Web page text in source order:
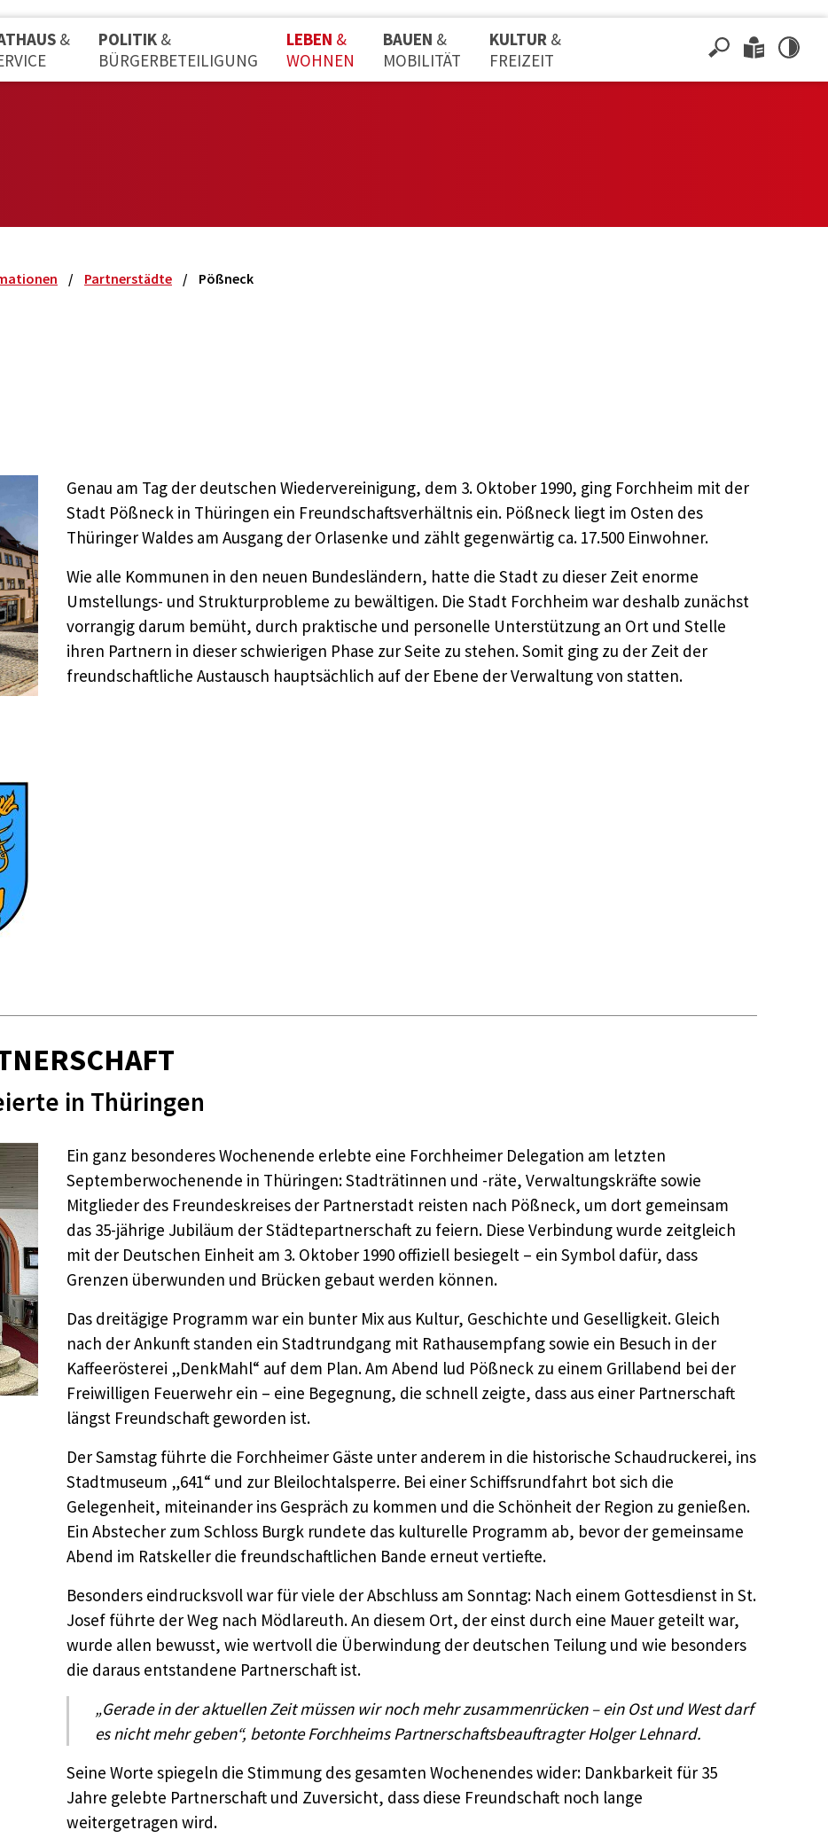
&
POLITIK &
BÜRGERBETEILIGUNG
LEBEN &
WOHNEN
BAUEN &
MOBILITÄT
KULTUR &
FREIZEIT
Partnerstädte Pößneck
Genau am Tag der deutschen Wiedervereinigung, dem 3. Oktober 1990, ging Forchheim mit der
Stadt Pößneck in Thüringen ein Freundschaftsverhältnis ein. Pößneck liegt im Osten des
Thüringer Waldes am Ausgang der Orlasenke und zählt gegenwärtig ca. 17.500 Einwohner.
Wie alle Kommunen in den neuen Bundesländern, hatte die Stadt zu dieser Zeit enorme
Umstellungs- und Strukturprobleme zu bewältigen. Die Stadt Forchheim war deshalb zunächst
vorrangig darum bemüht, durch praktische und personelle Unterstützung an Ort und Stelle
ihren Partnern in dieser schwierigen Phase zur Seite zu stehen. Somit ging zu der Zeit der
freundschaftliche Austausch hauptsächlich auf der Ebene der Verwaltung von statten.
in Thüringen
Ein ganz besonderes Wochenende erlebte eine Forchheimer Delegation am letzten
Septemberwochenende in Thüringen: Stadträtinnen und -räte, Verwaltungskräfte sowie
Mitglieder des Freundeskreises der Partnerstadt reisten nach Pößneck, um dort gemeinsam
das 35-jährige Jubiläum der Städtepartnerschaft zu feiern. Diese Verbindung wurde zeitgleich
mit der Deutschen Einheit am 3. Oktober 1990 offiziell besiegelt – ein Symbol dafür, dass
Grenzen überwunden und Brücken gebaut werden können.
Das dreitägige Programm war ein bunter Mix aus Kultur, Geschichte und Geselligkeit. Gleich
nach der Ankunft standen ein Stadtrundgang mit Rathausempfang sowie ein Besuch in der
Kaffeerösterei „DenkMahl“ auf dem Plan. Am Abend lud Pößneck zu einem Grillabend bei der
Freiwilligen Feuerwehr ein – eine Begegnung, die schnell zeigte, dass aus einer Partnerschaft
längst Freundschaft geworden ist.
Der Samstag führte die Forchheimer Gäste unter anderem in die historische Schaudruckerei, ins
Stadtmuseum „641“ und zur Bleilochtalsperre. Bei einer Schiffsrundfahrt bot sich die
Gelegenheit, miteinander ins Gespräch zu kommen und die Schönheit der Region zu genießen.
Ein Abstecher zum Schloss Burgk rundete das kulturelle Programm ab, bevor der gemeinsame
Abend im Ratskeller die freundschaftlichen Bande erneut vertiefte.
Besonders eindrucksvoll war für viele der Abschluss am Sonntag: Nach einem Gottesdienst in St.
Josef führte der Weg nach Mödlareuth. An diesem Ort, der einst durch eine Mauer geteilt war,
wurde allen bewusst, wie wertvoll die Überwindung der deutschen Teilung und wie besonders
die daraus entstandene Partnerschaft ist.
„Gerade in der aktuellen Zeit müssen wir noch mehr zusammenrücken – ein Ost und West darf
es nicht mehr geben“, betonte Forchheims Partnerschaftsbeauftragter Holger Lehnard.
Seine Worte spiegeln die Stimmung des gesamten Wochenendes wider: Dankbarkeit für 35
Jahre gelebte Partnerschaft und Zuversicht, dass diese Freundschaft noch lange
weitergetragen wird.